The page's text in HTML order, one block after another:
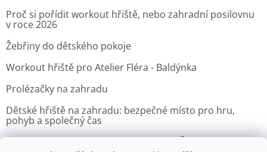
Proč si pořídit workout hřiště, nebo zahradní posilovnu
v roce 2026
Žebřiny do dětského pokoje
Workout hřiště pro Atelier Fléra - Baldýnka
Prolézačky na zahradu
Dětské hřiště na zahradu: bezpečné místo pro hru,
pohyb a společný čas